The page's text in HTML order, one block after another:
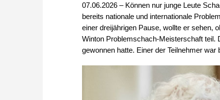
07.06.2026 – Können nur junge Leute
bereits nationale und internationale
einer dreijährigen Pause, wollte er sehen,
Winton Problemschach-Meisterschaft teil.
gewonnen hatte. Einer der Teilnehmer war